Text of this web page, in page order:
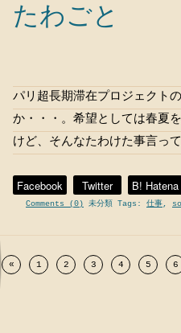
たわごと
パリ超長期滞在プロジェクト
か・・・。希望としては春夏
けど、そんなたわけた事言っ
Facebook Twitter B! Hatena
Comments (0) 未分類 Tags: 仕事,
« 1 2 3 4 5 6